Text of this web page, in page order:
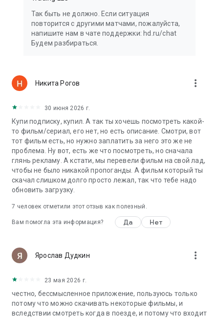
интернета, фильмы без интернета и офлайн-доступ к
сериалам. Скачать фильмы на телефон просто — ищите
специальный значок на странице того или иного кино. А
ещё вы можете не только скачать фильм, но и сериал.
кинотеатры и покупайте билеты прямо в приложении
Кинопоиска.
Присоединяйтесь к миллионам зрителей, которые
открывает новый мир историй. Здесь можно смотреть
всё: от культовой классики и громких премьер до уютных
семейных комедий и остросюжетных триллеров.
Так быть не должно. Если ситуация
повторится с другими матчами, пожалуйста,
напишите нам в чате поддержки: hd.ru/chat
Будем разбираться.
Никита Рогов more_vert
30 июня 2026 г.
Купи подписку, купил. А так ты хочешь посмотреть какой-
то фильм/сериал, его нет, но есть описание. Смотри, вот
тот фильм есть, но нужно заплатить за него это же не
проблема. Ну вот, есть же что посмотреть, но сначала
глянь рекламу. А кстати, мы перевели фильм на свой лад,
чтобы не было никакой пропоганды. А фильм который ты
скачал слишком долго просто лежал, так что тебе надо
обновить загрузку.
7 человек отметили этот отзыв как полезный.
Вам помогла эта информация? Да Нет
Ярослав Дудкин more_vert
23 мая 2026 г.
честно, бессмысленное приложение, пользуюсь только
потому что можно скачивать некоторые фильмы, и
вследствии смотреть когда в поезде, и потому что входит